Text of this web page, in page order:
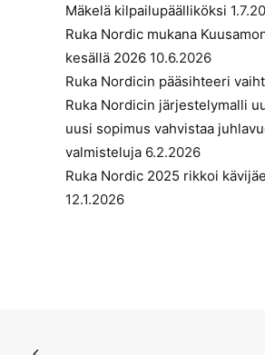
Mäkelä kilpailupäälliköksi
Ruka Nordic mukana
kesällä 2026 10.6.2026
Ruka Nordicin pääsihteeri
Ruka Nordicin järjestelymalli
uusi sopimus vahvistaa
valmisteluja 6.2.2026
Ruka Nordic 2025 rikkoi
12.1.2026